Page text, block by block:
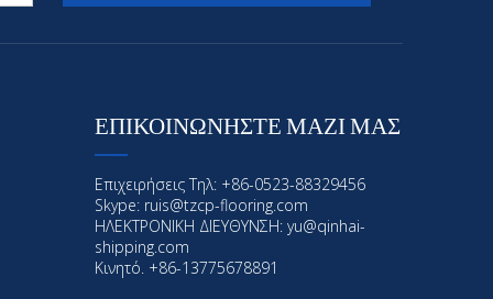
ΕΠΙΚΟΙΝΩΝΗΣΤΕ ΜΑΖΙ ΜΑΣ
Επιχειρήσεις Τηλ: +86-0523-88329456
Skype: ruis@tzcp-flooring.com
ΗΛΕΚΤΡΟΝΙΚΗ ΔΙΕΥΘΥΝΣΗ: yu@qinhai-
shipping.com
Κινητό. +86-13775678891